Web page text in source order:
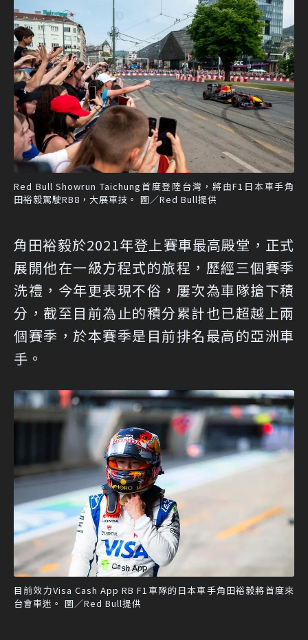
Red Bull Showrun Taichung首度登陸台灣，將由F1日本車手角
田裕毅駕駛RB8，大展車技。 圖／Red Bull提供
角田裕毅於2021年登上賽車最高殿堂，正式
展開他在一級方程式的旅程，歷經三個賽季
洗禮，今年更表現不俗，屢次為車隊搶下積
分，截至目前為止的積分累計也已超越上兩
個賽季，於本賽季是目前排名最高的亞洲車
手。
目前效力Visa Cash App RB F1車隊的日本車手角田裕毅將首度來
台會車迷。 圖／Red Bull提供